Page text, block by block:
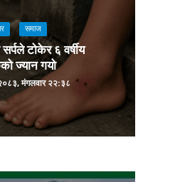
समाज
टोकेर ६ वर्षीय
ज्यान गयो
मंगलवार २२:३८